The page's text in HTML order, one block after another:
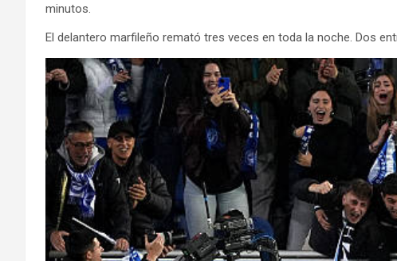
minutos.
El delantero marfileño remató tres veces en toda la noche. Dos